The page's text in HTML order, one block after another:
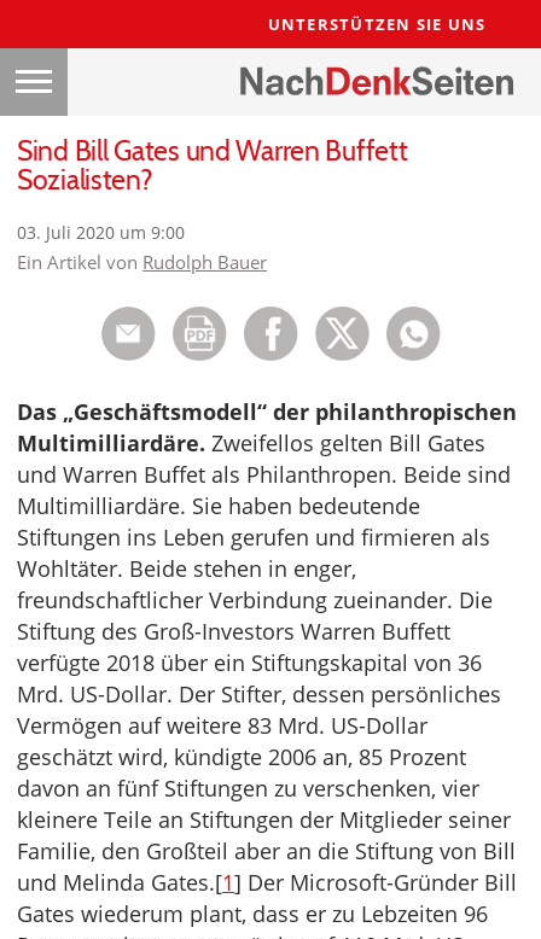
UNTERSTÜTZEN SIE UNS
Sind Bill Gates und Warren Buffett
Sozialisten?
03. Juli 2020 um 9:00
Ein Artikel von Rudolph Bauer
Das „Geschäftsmodell“ der philanthropischen
Multimilliardäre. Zweifellos gelten Bill Gates
und Warren Buffet als Philanthropen. Beide sind
Multimilliardäre. Sie haben bedeutende
Stiftungen ins Leben gerufen und firmieren als
Wohltäter. Beide stehen in enger,
freundschaftlicher Verbindung zueinander. Die
Stiftung des Groß-Investors Warren Buffett
verfügte 2018 über ein Stiftungskapital von 36
Mrd. US-Dollar. Der Stifter, dessen persönliches
Vermögen auf weitere 83 Mrd. US-Dollar
geschätzt wird, kündigte 2006 an, 85 Prozent
davon an fünf Stiftungen zu verschenken, vier
kleinere Teile an Stiftungen der Mitglieder seiner
Familie, den Großteil aber an die Stiftung von Bill
und Melinda Gates.[1] Der Microsoft-Gründer Bill
Gates wiederum plant, dass er zu Lebzeiten 96